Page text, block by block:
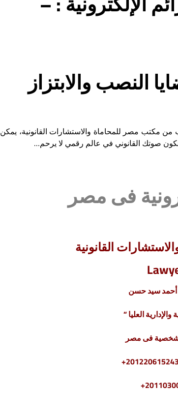
النصب والابتزاز
من مكتب مصر للمحاماة والاستشارات القانونية، يمكن
صوتك القانوني في عالم رقمي لا يرحم…
فى مصر
القانونية
أحمد سيد حسن
العليا “
شخصية فى مصر